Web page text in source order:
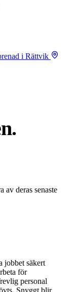
i Rättvik
av deras senaste
jobbet säkert
för
personal
Snyggt blir